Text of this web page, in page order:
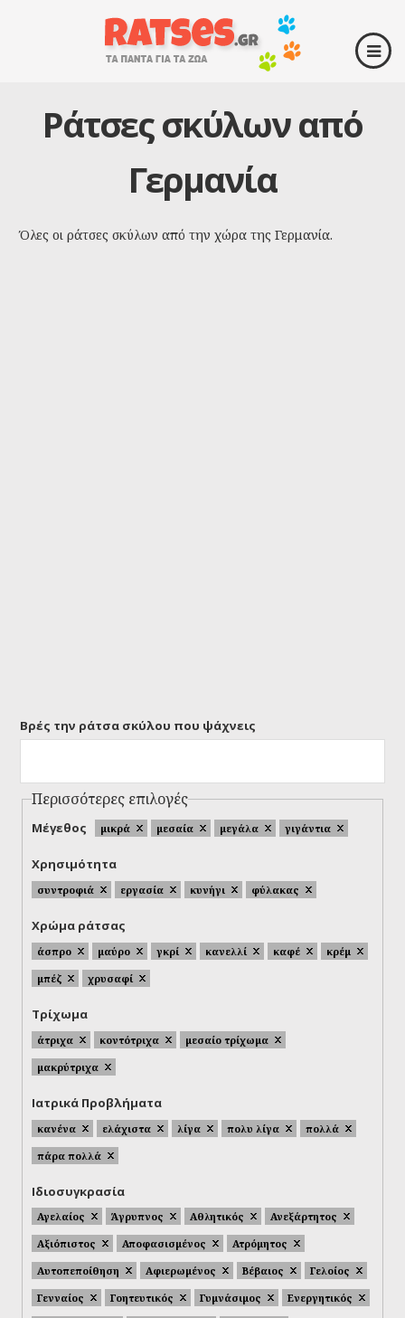
Ράτσες σκύλων από
Γερμανία
Όλες οι ράτσες σκύλων από την χώρα της Γερμανία.
Βρές την ράτσα σκύλου που ψάχνεις
Περισσότερες επιλογές
Μέγεθος μικρά μεσαία μεγάλα γιγάντια
Χρησιμότητα
συντροφιά εργασία κυνήγι φύλακας
Χρώμα ράτσας
άσπρο μαύρο γκρί κανελλί καφέ
κρέμ
μπέζ
χρυσαφί
Τρίχωμα
άτριχα κοντότριχα
μεσαίο τρίχωμα
μακρύτριχα
Ιατρικά Προβλήματα
κανένα ελάχιστα λίγα πολυ λίγα
πολλά
πάρα πολλά
Ιδιοσυγκρασία
Αγελαίος Άγρυπνος Αθλητικός
Ανεξάρτητος
Αξιόπιστος
Αποφασισμένος
Ατρόμητος
Αυτοπεποίθηση
Αφιερωμένος Βέβαιος
Γελοίος
Γενναίος
Γοητευτικός Γυμνάσιμος
Ενεργητικός